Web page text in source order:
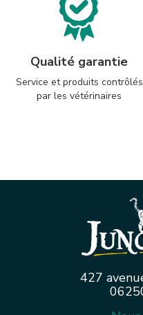
Qualité garantie
Service et produits contrôlés
par les vétérinaires
427